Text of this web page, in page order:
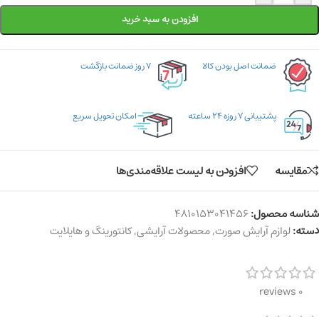
افزودن به سبد خرید
ضمانت اصل بودن کالا ۷ روز ضمانت بازگشت
پشتیبانی ۷ روزه ۲۴ ساعته امکان تحویل سریع
مقایسه افزودن به لیست علاقه‌مندی‌ها
شناسه محصول:4810153041456
دسته:لوازم آرایش صورت,محصولات آرایشی,کانتورینگ و هایلایت
0 reviews